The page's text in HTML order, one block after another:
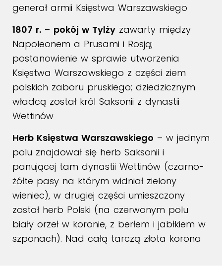
generał armii Księstwa Warszawskiego
1807 r. – pokój w Tylży zawarty między
Napoleonem a Prusami i Rosją;
postanowienie w sprawie utworzenia
Księstwa Warszawskiego z części ziem
polskich zaboru pruskiego; dziedzicznym
władcą został król Saksonii z dynastii
Wettinów
Herb Księstwa Warszawskiego – w jednym
polu znajdował się herb Saksonii i
panującej tam dynastii Wettinów (czarno-
żółte pasy na którym widniał zielony
wieniec), w drugiej części umieszczony
został herb Polski (na czerwonym polu
biały orzeł w koronie, z berłem i jabłkiem w
szponach). Nad całą tarczą złota korona